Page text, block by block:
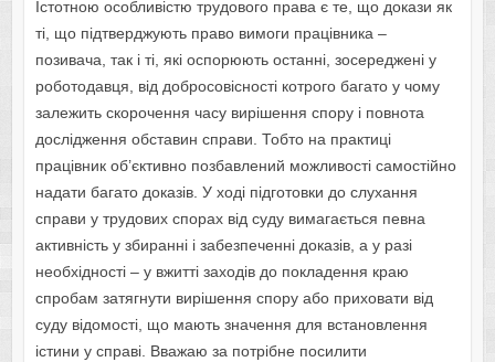
Істотною особливістю трудового права є те, що докази як
ті, що підтверджують право вимоги працівника –
позивача, так і ті, які оспорюють останні, зосереджені у
роботодавця, від добросовісності котрого багато у чому
залежить скорочення часу вирішення спору і повнота
дослідження обставин справи. Тобто на практиці
працівник об’єктивно позбавлений можливості самостійно
надати багато доказів. У ході підготовки до слухання
справи у трудових спорах від суду вимагається певна
активність у збиранні і забезпеченні доказів, а у разі
необхідності – у вжитті заходів до покладення краю
спробам затягнути вирішення спору або приховати від
суду відомості, що мають значення для встановлення
істини у справі. Вважаю за потрібне посилити